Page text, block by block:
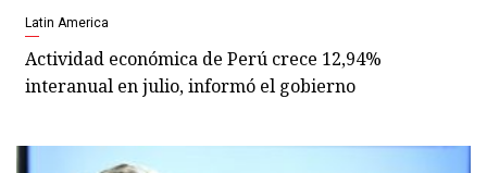
Latin America
Actividad económica de Perú crece 12,94%
interanual en julio, informó el gobierno